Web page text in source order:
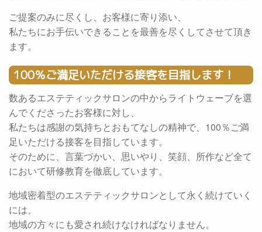
ご提案のみに尽くし、お客様に寄り添い、
私たちにお手伝いできることを最善を尽くしてさせて頂き
ます。
100％ご満足いただける接客を目指します！
数あるエステティックサロンの中からライトウェーブを選
んでくださったお客様に対し、
私たちは感謝の気持ちとおもてなしの精神で、100％ご満
足いただける接客を目指しています。
そのために、言葉づかい、思いやり、笑顔、所作など全て
において研修教育を徹底しています。
地域密着型のエステティックサロンとして永く続けていく
には、
地域の方々にも愛され続けなければなりません。